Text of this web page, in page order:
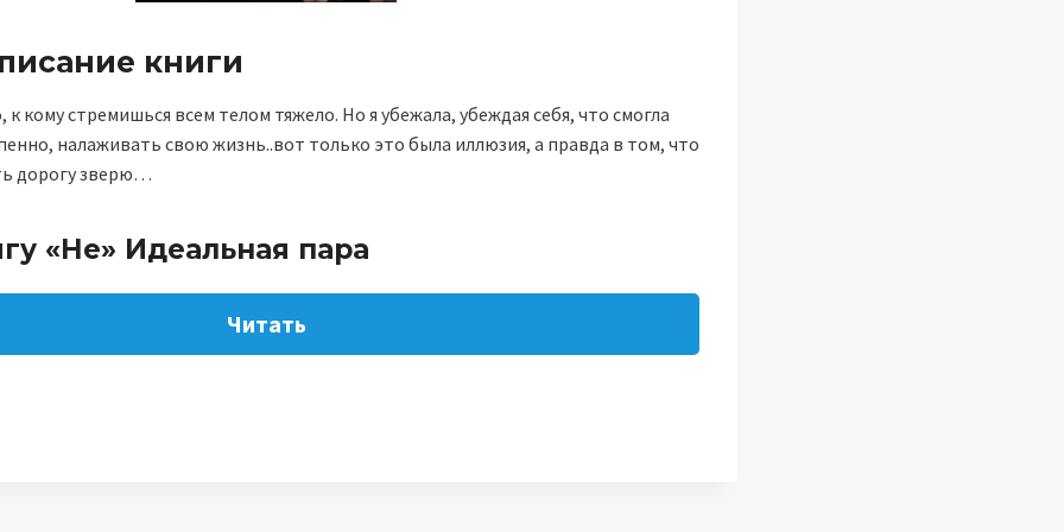
книги
к кому стремишься всем телом тяжело. Но я убежала, убеждая себя, что смогла
налаживать свою жизнь..вот только это была иллюзия, а правда в том, что
дорогу зверю…
«Не» Идеальная пара
Читать